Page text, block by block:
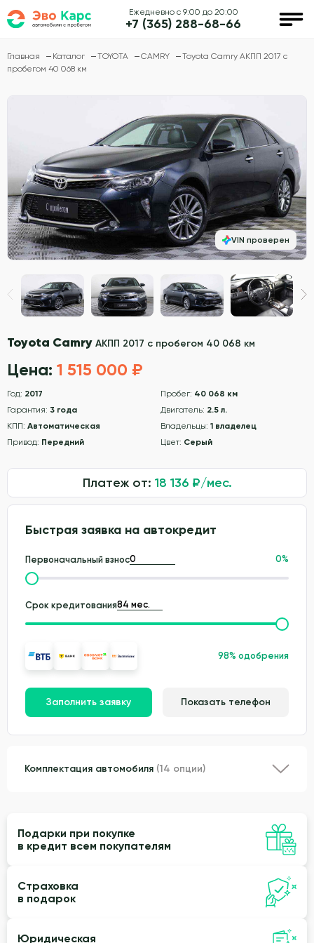
Ежедневно с 9:00 до 20:00
+7 (365) 288-68-66
Главная Каталог TOYOTA CAMRY
Toyota Camry АКПП 2017 с
пробегом 40 068 км
Toyota Camry АКПП 2017 с пробегом 40 068 км
Цена: 1 515 000 ₽
Год: 2017 Пробег: 40 068 км
Гарантия: 3 года Двигатель: 2.5 л.
КПП: Автоматическая Владельцы: 1 владелец
Привод: Передний Цвет: Серый
Платеж от: 18 136₽/мес.
Быстрая заявка на автокредит
Первоначальный взнос 0%
Срок кредитования
98% одобрения
Заполнить заявку Показать телефон
VIN проверен
Комплектация автомобиля (14 опции)
Подарки при покупке
в кредит всем покупателям
Страховка
в подарок
Юридическая